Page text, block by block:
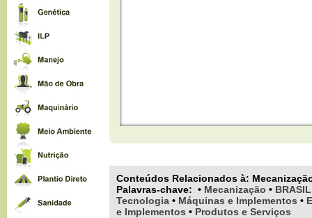
Conteúdos Relacionados à:
Palavras-chave: • Mecanização • BRASIL
Tecnologia • Máquinas e Implementos •
e Implementos • Produtos e Serviços